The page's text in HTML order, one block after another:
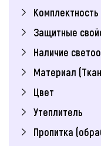
Комплектность
Защитные
Наличие
Материал
Цвет
Утеплитель
Пропитка